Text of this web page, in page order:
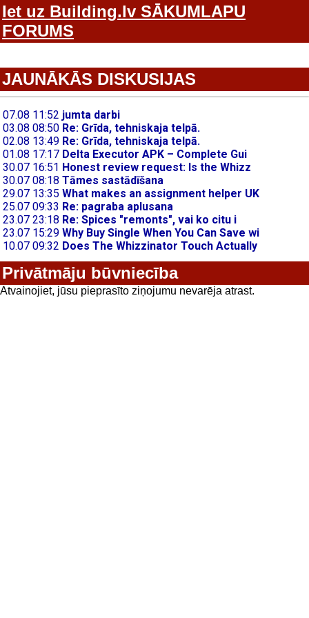
Iet uz Building.lv SĀKUMLAPU
FORUMS
JAUNĀKĀS DISKUSIJAS
Privātmāju būvniecība
Atvainojiet, jūsu pieprasīto ziņojumu nevarēja atrast.